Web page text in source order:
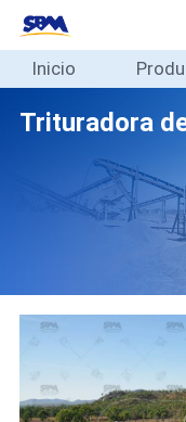
Inicio
Productos
Contacto
Español
Inicio
Trituradora